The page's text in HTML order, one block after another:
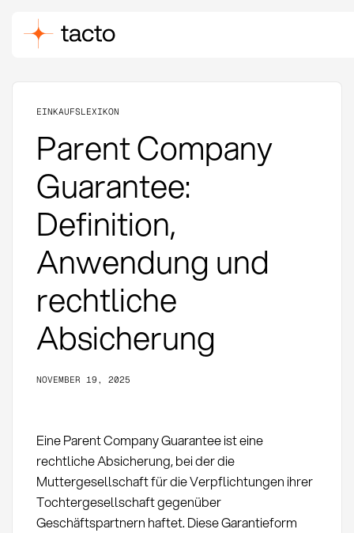
EINKAUFSLEXIKON
Parent Company
Guarantee:
Definition,
Anwendung und
rechtliche
Absicherung
NOVEMBER 19, 2025
Eine Parent Company Guarantee ist eine
rechtliche Absicherung, bei der die
Muttergesellschaft für die Verpflichtungen ihrer
Tochtergesellschaft gegenüber
Geschäftspartnern haftet. Diese Garantieform